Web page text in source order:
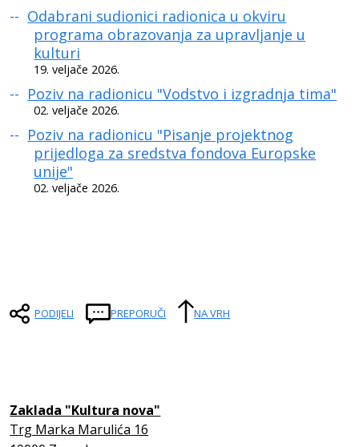
Odabrani sudionici radionica u okviru
programa obrazovanja za upravljanje u
kulturi
19. veljače 2026.
Poziv na radionicu "Vodstvo i izgradnja tima"
02. veljače 2026.
Poziv na radionicu "Pisanje projektnog
prijedloga za sredstva fondova Europske
unije"
02. veljače 2026.
PODIJELI PREPORUČI NA VRH
Zaklada "Kultura nova"
Trg Marka Marulića 16